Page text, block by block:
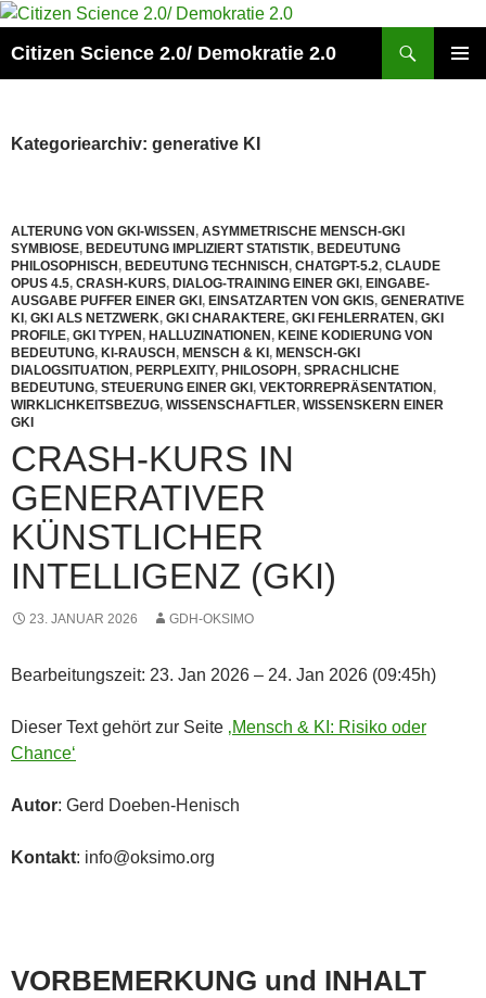
Zum
springen
Citizen Science 2.0/ Demokratie 2.0
Kategoriearchiv: generative KI
ALTERUNG VON GKI-WISSEN, ASYMMETRISCHE MENSCH-GKI
SYMBIOSE, BEDEUTUNG IMPLIZIERT STATISTIK, BEDEUTUNG
PHILOSOPHISCH, BEDEUTUNG TECHNISCH, CHATGPT-5.2, CLAUDE
OPUS 4.5, CRASH-KURS, DIALOG-TRAINING EINER GKI, EINGABE-
AUSGABE PUFFER EINER GKI, EINSATZARTEN VON GKIS, GENERATIVE
KI, GKI ALS NETZWERK, GKI CHARAKTERE, GKI FEHLERRATEN, GKI
PROFILE, GKI TYPEN, HALLUZINATIONEN, KEINE KODIERUNG VON
BEDEUTUNG, KI-RAUSCH, MENSCH & KI, MENSCH-GKI
DIALOGSITUATION, PERPLEXITY, PHILOSOPH, SPRACHLICHE
BEDEUTUNG, STEUERUNG EINER GKI, VEKTORREPRÄSENTATION,
WIRKLICHKEITSBEZUG, WISSENSCHAFTLER, WISSENSKERN EINER
GKI
CRASH-KURS IN
GENERATIVER
KÜNSTLICHER
INTELLIGENZ (GKI)
23. JANUAR 2026 GDH-OKSIMO
Bearbeitungszeit: 23. Jan 2026 – 24. Jan 2026 (09:45h)
Dieser Text gehört zur Seite ‚Mensch & KI: Risiko oder
Chance‘
Autor: Gerd Doeben-Henisch
Kontakt: info@oksimo.org
VORBEMERKUNG und INHALT